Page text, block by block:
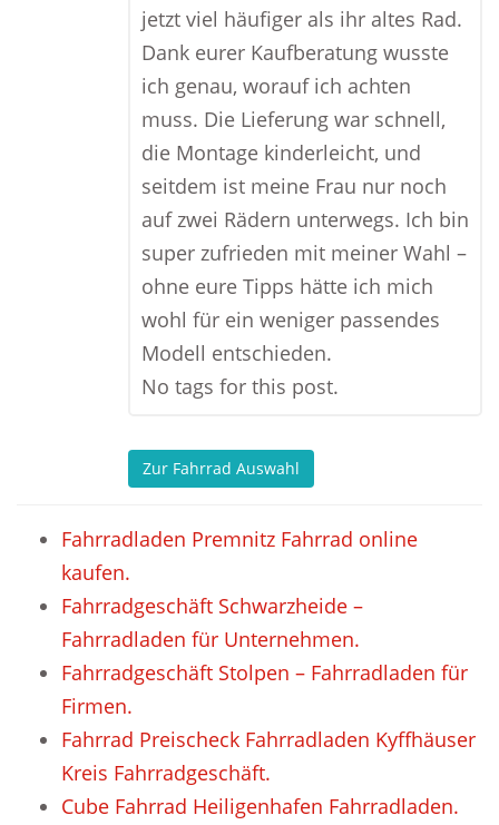
jetzt viel häufiger als ihr altes Rad.
Dank eurer Kaufberatung wusste
ich genau, worauf ich achten
muss. Die Lieferung war schnell,
die Montage kinderleicht, und
seitdem ist meine Frau nur noch
auf zwei Rädern unterwegs. Ich bin
super zufrieden mit meiner Wahl –
ohne eure Tipps hätte ich mich
wohl für ein weniger passendes
Modell entschieden.
No tags for this post.
Zur Fahrrad Auswahl
Fahrradladen Premnitz Fahrrad online
kaufen.
Fahrradgeschäft Schwarzheide –
Fahrradladen für Unternehmen.
Fahrradgeschäft Stolpen – Fahrradladen für
Firmen.
Fahrrad Preischeck Fahrradladen Kyffhäuser
Kreis Fahrradgeschäft.
Cube Fahrrad Heiligenhafen Fahrradladen.